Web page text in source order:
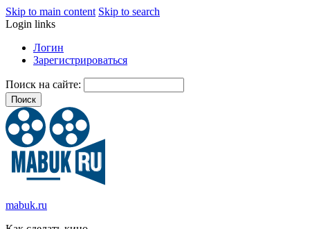
Skip to main content Skip to search
Login links
Логин
Зарегистрироваться
Поиск на сайте:
mabuk.ru